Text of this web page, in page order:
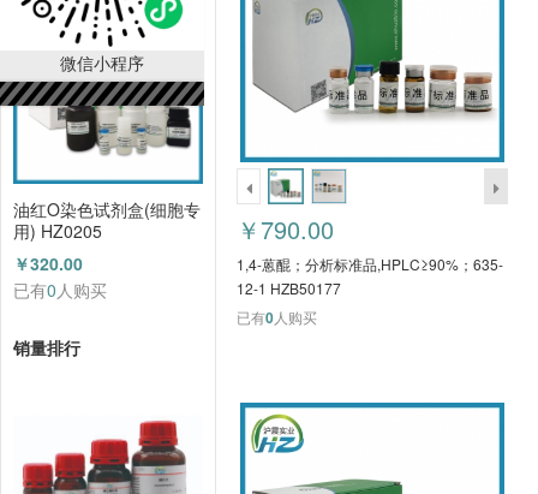
微信小程序
油红O染色试剂盒(细胞专
用) HZ0205
￥320.00
已有0人购买
销量排行
￥790.00
1,4-蒽醌；分析标准品,HPLC≥90%；635-
12-1 HZB50177
已有0人购买